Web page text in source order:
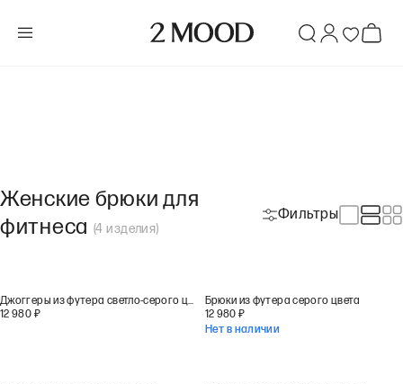
Женские брюки для
фитнеса (4 изделия)
Фильтры
Джоггеры из футера светло-серого цвета
12 980 ₽
Брюки из футера серого цвета
12 980 ₽
Нет в наличии